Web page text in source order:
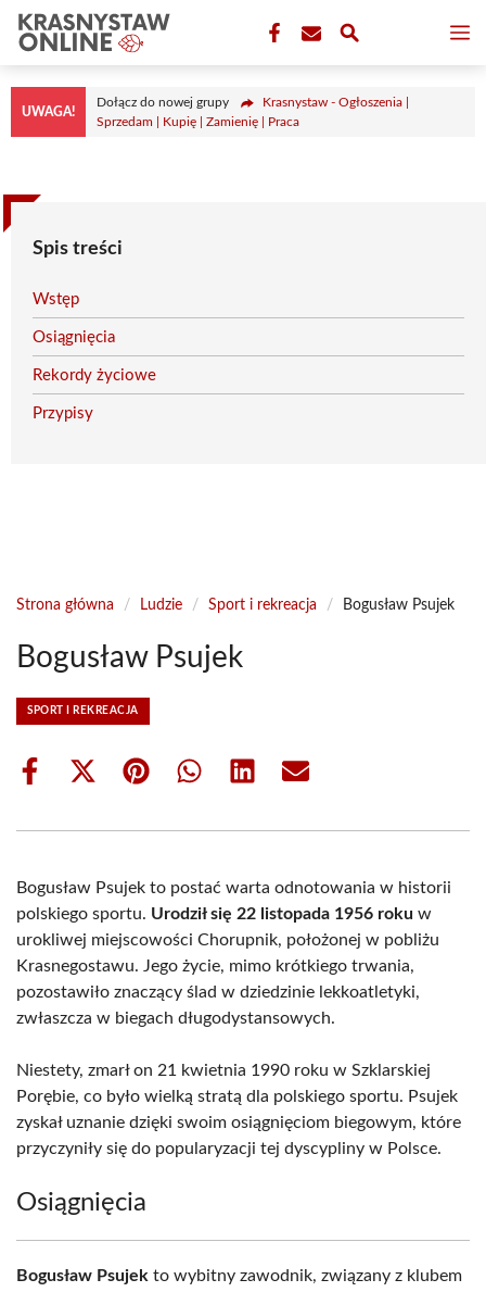
Przejdź
treści
UWAGA!
Dołącz do nowej grupy
Krasnystaw - Ogłoszenia |
Sprzedam | Kupię | Zamienię | Praca
Spis treści
Wstęp
Osiągnięcia
Rekordy życiowe
Przypisy
Strona główna / Ludzie / Sport i rekreacja / Bogusław Psujek
Bogusław Psujek
SPORT I REKREACJA
Share
Share
(Twitter)
Share Share Share Share
Bogusław Psujek to postać warta odnotowania w historii
polskiego sportu. Urodził się 22 listopada 1956 roku w
urokliwej miejscowości Chorupnik, położonej w pobliżu
Krasnegostawu. Jego życie, mimo krótkiego trwania,
pozostawiło znaczący ślad w dziedzinie lekkoatletyki,
zwłaszcza w biegach długodystansowych.
Niestety, zmarł on 21 kwietnia 1990 roku w Szklarskiej
Porębie, co było wielką stratą dla polskiego sportu. Psujek
zyskał uznanie dzięki swoim osiągnięciom biegowym, które
przyczyniły się do popularyzacji tej dyscypliny w Polsce.
Osiągnięcia
Bogusław Psujek to wybitny zawodnik, związany z klubem